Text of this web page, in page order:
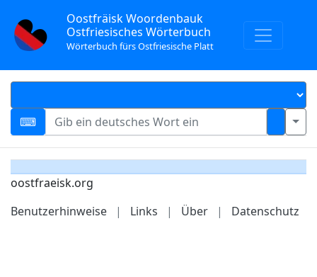
Oostfräisk Woordenbauk
Ostfriesisches Wörterbuch
Wörterbuch fürs Ostfriesische Platt
oostfraeisk.org
Benutzerhinweise
| Links | Über | Datenschutz